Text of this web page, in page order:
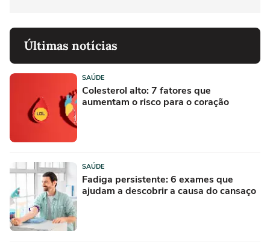
Últimas notícias
SAÚDE
Colesterol alto: 7 fatores que
aumentam o risco para o coração
SAÚDE
Fadiga persistente: 6 exames que
ajudam a descobrir a causa do cansaço